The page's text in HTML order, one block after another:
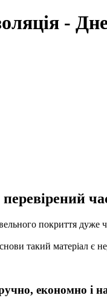
-
покриття
такий матеріал
економно і